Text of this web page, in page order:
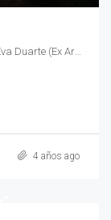
4 años ago